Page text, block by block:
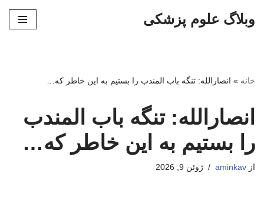
وبلاگ علوم پزشکی
خانه » انصارالله: تنگه باب المندب را بستیم به این خاطر که…
انصارالله: تنگه باب المندب
را بستیم به این خاطر که…
از aminkav ژوئن 9, 2026